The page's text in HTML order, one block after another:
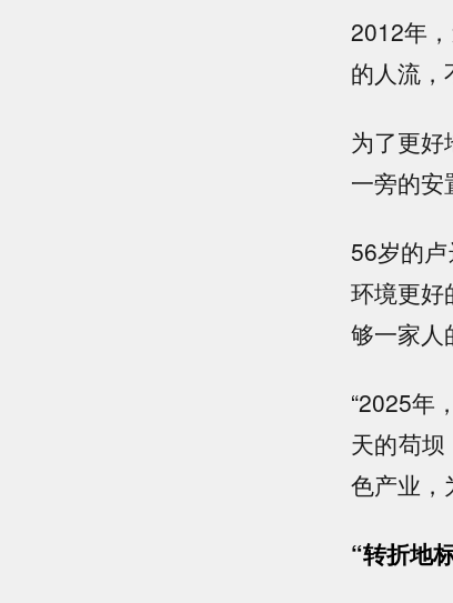
2012年
的人流，
为了更
一旁的安
56岁的
环境更好
够一家人
“2025年
天的苟
色产业，
“转折地